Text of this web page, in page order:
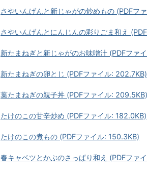
さやいんげんと新じゃがの炒めもの (PDFフ
さやいんげんとにんじんの彩りごま和え
新たまねぎと新じゃがのお味噌汁 (PDFファ
新たまねぎの卵とじ (PDFファイル: 202.7KB)
葉たまねぎの親子丼 (PDFファイル: 209.5KB)
たけのこの甘辛炒め (PDFファイル: 182.0KB)
たけのこの煮もの (PDFファイル: 150.3KB)
春キャベツとかぶのさっぱり和え (PDFファ